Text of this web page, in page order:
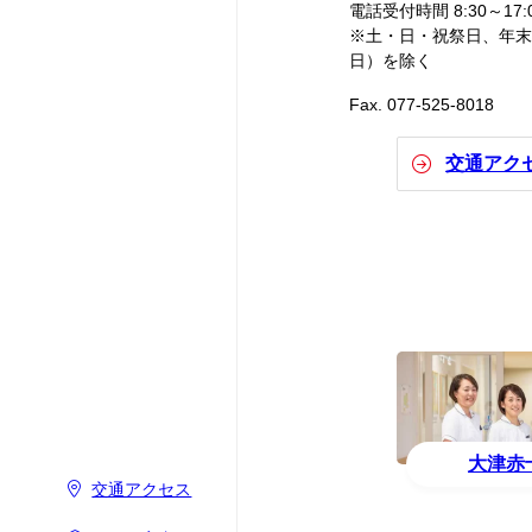
交通アクセス
電話受付時間 8:30～
※土・日・祝祭日、年
日）を除く
Fax. 077-525-8018
交通アク
大津赤